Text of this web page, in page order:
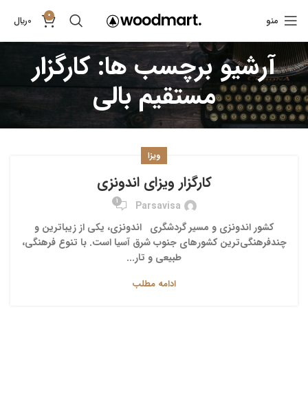
منو 0
0﷼
آرشیو برچسب ها: کارگزار
مستقیم بالی
ویزا
کارگزار ویزای اندونزی
Parsavisa
1
کشور اندونزی و مسیر گردشگری اندونزی، یکی از زیباترین و
چندفرهنگی‌ترین کشورهای جنوب شرق آسیا است. با تنوع فرهنگی،
طبیعی و تار...
ادامه مطلب